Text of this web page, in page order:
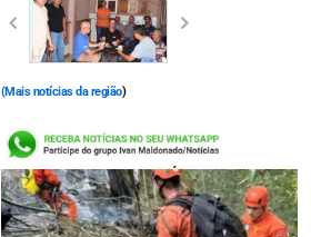
(Mais notícias da região)
LEIA TAMBÉM: